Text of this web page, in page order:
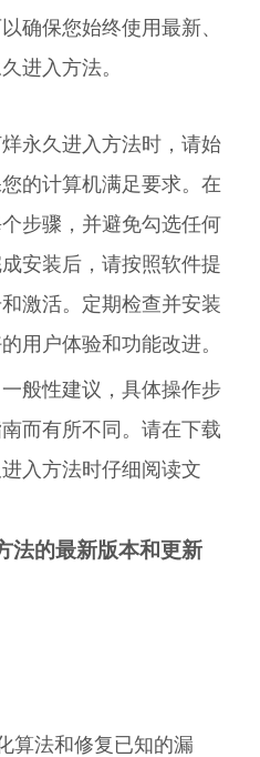
确保您始终使用最新、
进入方法。
永久进入方法时，请始
的计算机满足要求。在
步骤，并避免勾选任何
安装后，请按照软件提
激活。定期检查并安装
用户体验和功能改进。
般性建议，具体操作步
而有所不同。请在下载
入方法时仔细阅读文
法的最新版本和更新
算法和修复已知的漏